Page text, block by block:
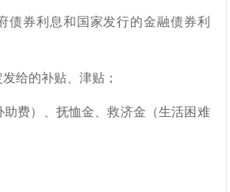
债券利息和国家发行的金融债券利
给的补贴、津贴；
费）、抚恤金、救济金（生活困难